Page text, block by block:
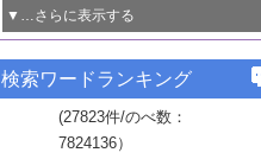
6号 ヘテロ接合界面
B号 第135回触媒討論会（2025年）
6号 参照触媒委員会からのお知らせ
B号 第133回触媒討論会（2023年）
5号 生体触媒によるエネルギー変換反応
6号 窒素とリンの循環のための触媒・機
能性材料
若き触媒の研究者たち～（1）
若き触媒の研究者たち～（2）
6号 石油のノーブル・ユースを志向した
触媒技術
5号 情報学的手法を用いた触媒開発
6号 カーボンニュートラルに向けた電解
技術
B号 第127回触媒討論会（2021年・オン
ライン開催(Zoom)のみ）
3号 水処理のための触媒化学
4号 光触媒を用いた水分解の最新の研究
動向
5号 次世代の触媒プロセスを支えるマイ
2
関わる触媒開発動向
3号 精密高分子合成に関する最近の研究
動向
4号 バイオマス化成品製造のための触媒
2号 二酸化炭素からの有用化学品合成
3号 ナノ粒子・クラスター触媒の最前線
4号 60周年記念企画
5号 進化するゼオライト合成技術
6号 非貴金属系触媒における電気化学的
1号 いたるところに，触媒
最先端技術
3号 無機分離膜材料の開発と触媒反応プ
ロセスへの適用
▼…さらに表示する
1号 ユニークな構造の高分子を生み出す触
2号 リグニンからの化成品製造に向けた触
▼57巻（2015年）
1号 水素キャリアにかかわる触媒技術の新
▼56巻（2014年）
検索ワードランキング
(27823件/のべ数：
7824136）